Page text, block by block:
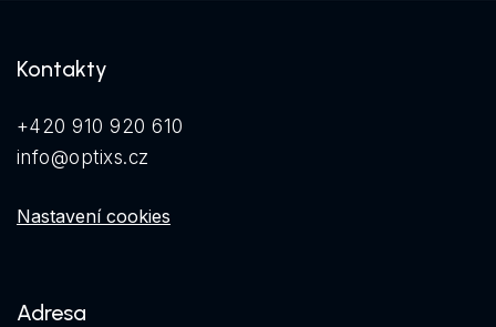
Kontakty
+420 910 920 610
info@optixs.cz
Nastavení cookies
Adresa